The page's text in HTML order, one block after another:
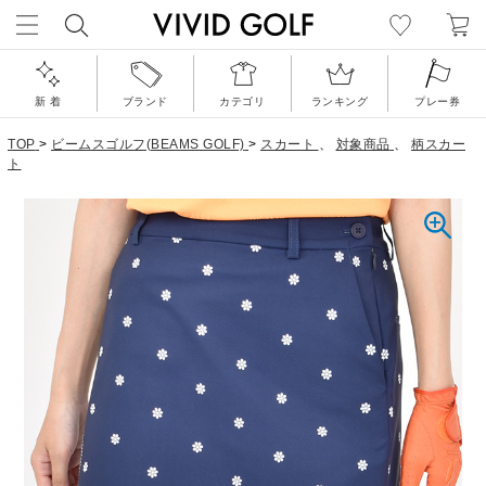
新 着 ブランド カテゴリ ランキング プレー券
TOP > ビームスゴルフ(BEAMS GOLF) > スカート 、 対象商品 、 柄スカー
ト